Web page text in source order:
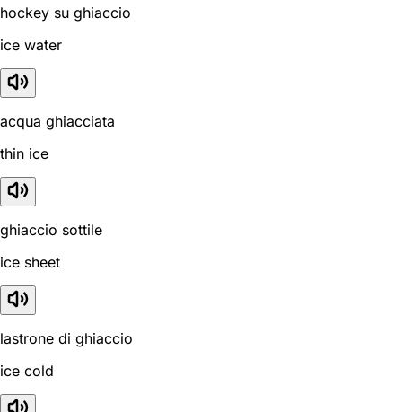
hockey su ghiaccio
ice water
acqua ghiacciata
thin ice
ghiaccio sottile
ice sheet
lastrone di ghiaccio
ice cold